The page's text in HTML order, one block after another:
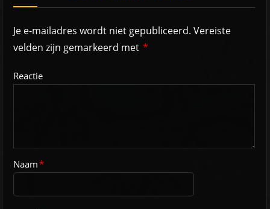
Je e-mailadres wordt niet gepubliceerd. Vereiste
velden zijn gemarkeerd met *
Reactie
Naam*